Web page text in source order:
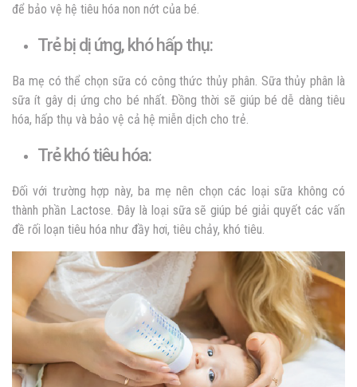
để bảo vệ hệ tiêu hóa non nớt của bé.
Trẻ bị dị ứng, khó hấp thụ:
Ba mẹ có thể chọn sữa có công thức thủy phân. Sữa thủy phân là
sữa ít gây dị ứng cho bé nhất. Đồng thời sẽ giúp bé dễ dàng tiêu
hóa, hấp thụ và bảo vệ cả hệ miễn dịch cho trẻ.
Trẻ khó tiêu hóa:
Đối với trường hợp này, ba mẹ nên chọn các loại sữa không có
thành phần Lactose. Đây là loại sữa sẽ giúp bé giải quyết các vấn
đề rối loạn tiêu hóa như đầy hơi, tiêu chảy, khó tiêu.